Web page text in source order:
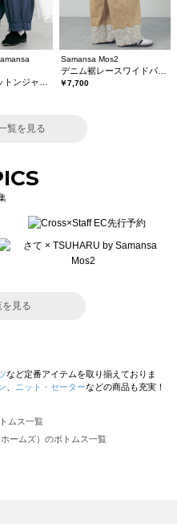
Samansa Mos2
デニム裾レースワイドパンツ
￥7,700
覧を見る
見る
など定番アイテムを取り揃えておりま
ニット・セーターなどの商品も充実！
ムス一覧
ームズ）のボトムス一覧
マンサモスモス）のボトムス一覧
ー）のボトムス一覧